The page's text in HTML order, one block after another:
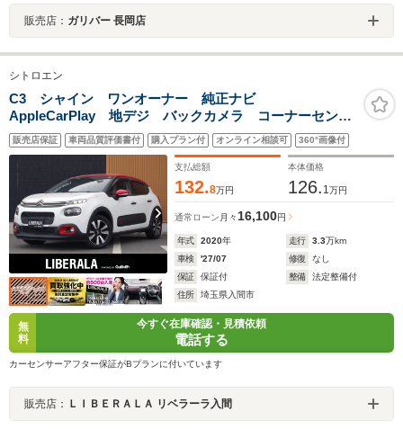
販売店： ガリバー 長岡店
シトロエン
C3 シャイン ワンオーナー 純正ナビ
AppleCarPlay 地デジ バックカメラ コーナーセンサ
ー ドライブレコーダー HIDヘッドライト クルーズコ
ントロール 純正16インチアルミホイール ETC オー
トライト レーンキープA!!
販売店保証 車両品質評価書付 購入プラン付 オンライン相談可 360°画像付
支払総額
132.8万円
本体価格
126. 1万円
通常ローン 月々 16,100円
年式 2020年 走行 3.3万km
車検
'27/07 修復
なし
保証
保証付 整備
法定整備付
住所
埼玉県入間市
無
料
今すぐ在庫確認・見積依頼
電話する
カーセンサーアフター保証がBプランに付いています
販売店： ＬＩＢＥＲＡＬＡ リベラーラ入間